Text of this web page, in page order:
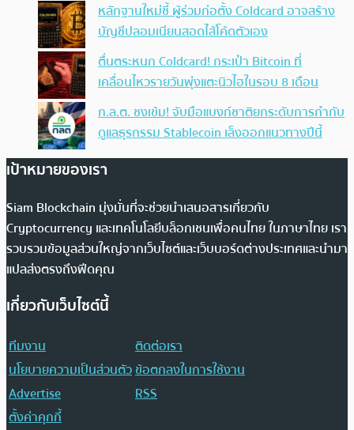
หลักฐานใหม่ชี้ ผู้ร่วมก่อตั้ง Coldcard อาจสร้าง
บัญชีปลอมเนียนสอดไส้โค้ดตัวเอง
ตื่นตระหนก Coldcard! กระเป๋า Bitcoin ที่
เคลื่อนไหวรายวันพุ่งแตะนิวไฮในรอบ 8 เดือน
ก.ล.ต. ชงเข้ม! จับมือแบงก์ชาติยกระดับการกำกับ
ดูแลธุรกรรม Stablecoin เล็งออกแนวทางปีนี้
เป้าหมายของเรา
Siam Blockchain มุ่งมั่นที่จะช่วยนำเสนอสารเกี่ยวกับ
Cryptocurrency และเทคโนโลยีบล็อกเชนเพื่อคนไทย ในภาษาไทย เรา
รวบรวมข้อมูลส่วนใหญ่จากเว็บไซต์และเว็บบอร์ดต่างประเทศและนำมา
แปลส่งตรงถึงฟีดคุณ
เกี่ยวกับเว็บไซต์นี้
ทีมงาน
ติดต่อเรา
นโยบายความเป็นส่วนตัวข้อตกลงในการใช้งาน
Advertise
RSS
ตั้งค่าคุกกี้